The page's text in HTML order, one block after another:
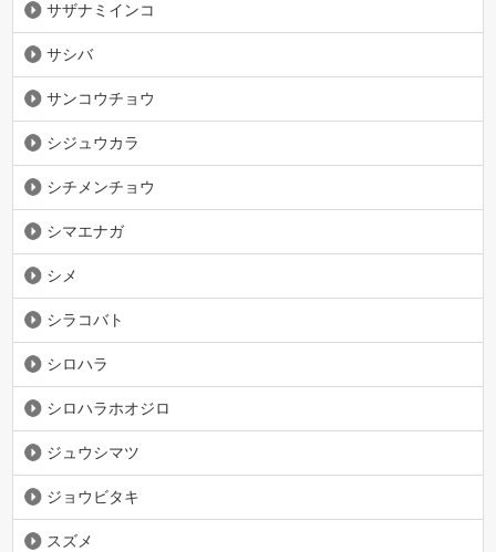
サザナミインコ
サシバ
サンコウチョウ
シジュウカラ
シチメンチョウ
シマエナガ
シメ
シラコバト
シロハラ
シロハラホオジロ
ジュウシマツ
ジョウビタキ
スズメ